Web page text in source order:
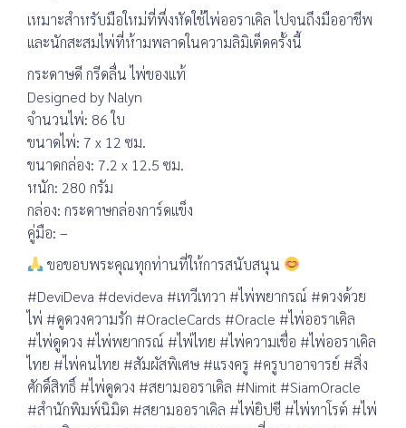
เหมาะสำหรับมือใหม่ที่พึ่งหัดใช้ไพ่ออราเคิล ไปจนถึงมืออาชีพ
และนักสะสมไพ่ที่ห้ามพลาดในความลิมิเต็ดครั้งนี้
กระดาษดี กรีดลื่น ไพ่ของแท้
Designed by Nalyn
จำนวนไพ่: 86 ใบ
ขนาดไพ่: 7 x 12 ซม.
ขนาดกล่อง: 7.2 x 12.5 ซม.
หนัก: 280 กรัม
กล่อง: กระดาษกล่องการ์ดแข็ง
คู่มือ: –
ขอขอบพระคุณทุกท่านที่ให้การสนับสนุน
#DeviDeva #devideva #เทวีเทวา #ไพ่พยากรณ์ #ดวงด้วย
ไพ่ #ดูดวงความรัก #OracleCards #Oracle #ไพ่ออราเคิล
#ไพ่ดูดวง #ไพ่พยากรณ์ #ไพ่ไทย #ไพ่ความเชื่อ #ไพ่ออราเคิล
ไทย #ไพ่คนไทย #สัมผัสพิเศษ #แรงครู #ครูบาอาจารย์ #สิ่ง
ศักดิ์สิทธิ์ #ไพ่ดูดวง #สยามออราเคิล #Nimit #SiamOracle
#สำนักพิมพ์นิมิต #สยามออราเคิล #ไพ่ยิปซี #ไพ่ทาโรต์ #ไพ่